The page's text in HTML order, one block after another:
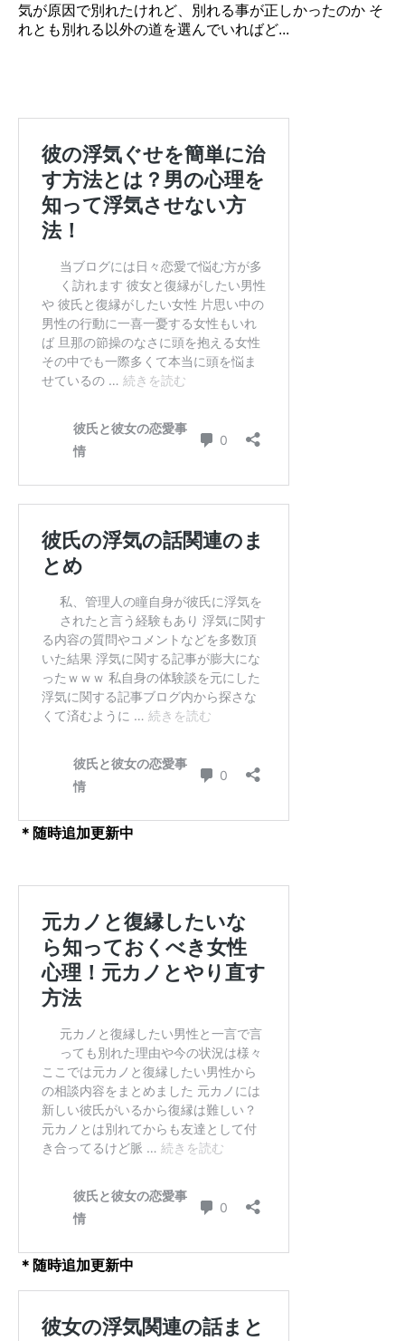
気が原因で別れたけれど、別れる事が正しかったのか そ
れとも別れる以外の道を選んでいればど...
＊随時追加更新中
＊随時追加更新中